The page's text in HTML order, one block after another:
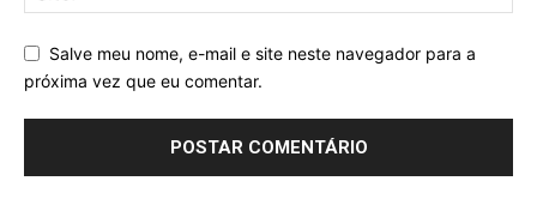
Salve meu nome, e-mail e site neste navegador para a
próxima vez que eu comentar.